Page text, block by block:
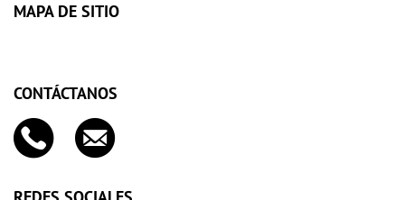
MAPA DE SITIO
CONTÁCTANOS